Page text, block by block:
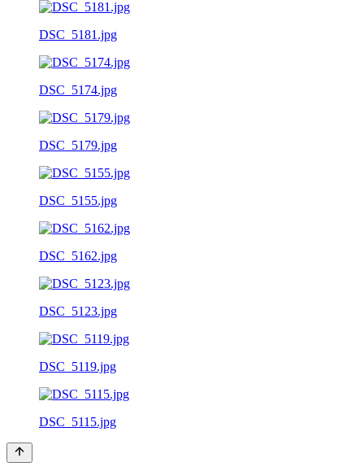
DSC_5181.jpg
DSC_5174.jpg
DSC_5179.jpg
DSC_5155.jpg
DSC_5162.jpg
DSC_5123.jpg
DSC_5119.jpg
DSC_5115.jpg